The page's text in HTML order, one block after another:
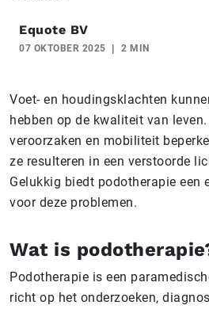
Equote BV
07 OKTOBER 2025 2 MIN
Voet- en houdingsklachten
hebben op de kwaliteit van
veroorzaken en mobiliteit
ze resulteren in een verstoorde
Gelukkig biedt podotherapie een
voor deze problemen.
Wat is
Podotherapie is een
richt op het onderzoeken,